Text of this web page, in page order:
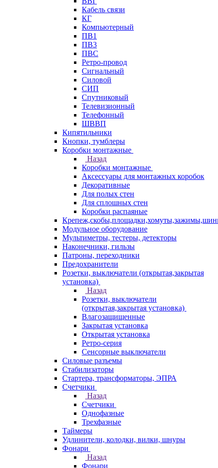
Кабель связи
КГ
Компьютерный
ПВ1
ПВ3
ПВС
Ретро-провод
Сигнальный
Силовой
СИП
Спутниковый
Телевизионный
Телефонный
ШВВП
Кипятильники
Кнопки, тумблеры
Коробки монтажные
Назад
Коробки монтажные
Аксессуары для монтажных коробок
Декоративные
Для полых стен
Для сплошных стен
Коробки распаяные
Модульное оборудование
Мультиметры, тестеры, детекторы
Наконечники, гильзы
Патроны, переходники
Предохранители
Розетки, выключатели (открытая,закрытая
установка)
Назад
Розетки, выключатели
(открытая,закрытая установка)
Влагозащищенные
Закрытая установка
Открытая установка
Ретро-серия
Сенсорные выключатели
Силовые разъемы
Стабилизаторы
Стартера, трансформаторы, ЭПРА
Счетчики
Назад
Счетчики
Однофазные
Трехфазные
Таймеры
Удлинители, колодки, вилки, шнуры
Фонари
Назад
Фонари